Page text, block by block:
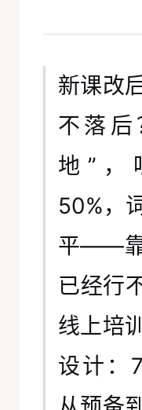
新课改
不落后
地”，
50%，
平——靠
已经行
线上培
设计：